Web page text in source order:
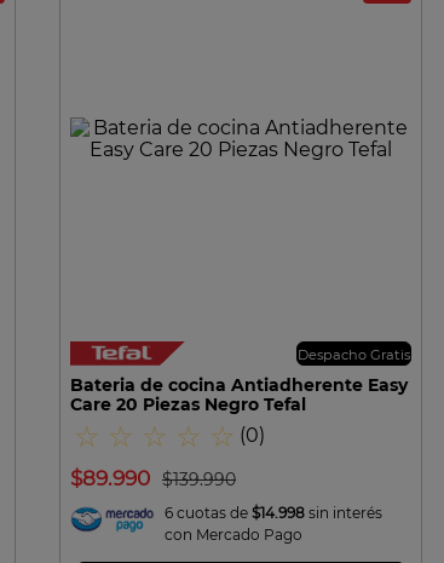
Despacho Gratis
Bateria de cocina Antiadherente Easy
Care 20 Piezas Negro Tefal
☆ ☆ ☆ ☆ ☆ (0)
$139.990
$89.990
6 cuotas de $14.998 sin interés
con Mercado Pago